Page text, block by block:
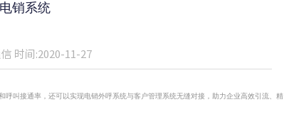
销系统
时间:2020-11-27
叫接通率，还可以实现电销外呼系统与客户管理系统无缝对接，助力企业高效引流、精